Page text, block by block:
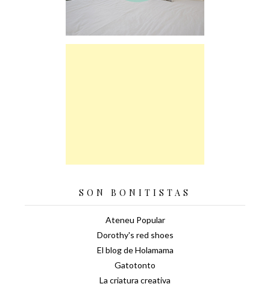
SON BONITISTAS
Ateneu Popular
Dorothy's red shoes
El blog de Holamama
Gatotonto
La criatura creativa